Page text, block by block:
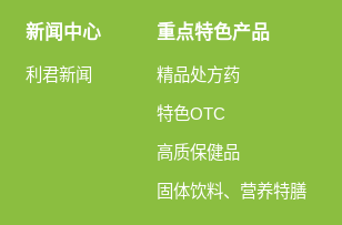
新闻中心
利君新闻
重点特色产品
精品处方药
特色OTC
高质保健品
固体饮料、营养特膳